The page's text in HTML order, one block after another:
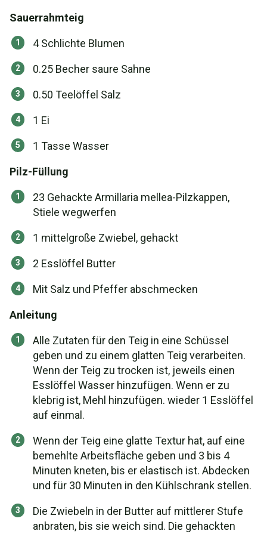
Sauerrahmteig
4 Schlichte Blumen
0.25 Becher saure Sahne
0.50 Teelöffel Salz
1 Ei
1 Tasse Wasser
Pilz-Füllung
23 Gehackte Armillaria mellea-Pilzkappen,
Stiele wegwerfen
1 mittelgroße Zwiebel, gehackt
2 Esslöffel Butter
Mit Salz und Pfeffer abschmecken
Anleitung
Alle Zutaten für den Teig in eine Schüssel
geben und zu einem glatten Teig verarbeiten.
Wenn der Teig zu trocken ist, jeweils einen
Esslöffel Wasser hinzufügen. Wenn er zu
klebrig ist, Mehl hinzufügen. wieder 1 Esslöffel
auf einmal.
Wenn der Teig eine glatte Textur hat, auf eine
bemehlte Arbeitsfläche geben und 3 bis 4
Minuten kneten, bis er elastisch ist. Abdecken
und für 30 Minuten in den Kühlschrank stellen.
Die Zwiebeln in der Butter auf mittlerer Stufe
anbraten, bis sie weich sind. Die gehackten